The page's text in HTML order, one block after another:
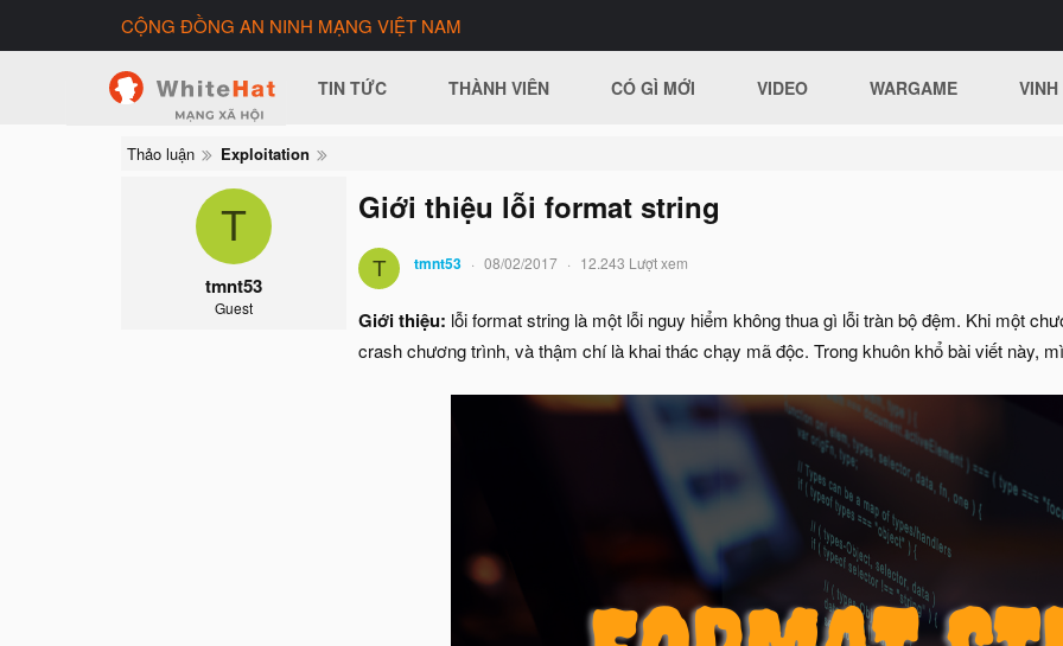
CỘNG ĐỒNG AN NINH MẠNG VIỆT NAM
TIN TỨC THÀNH VIÊN CÓ GÌ MỚI VIDEO WARGAME
Thảo luận Exploitation
T
tmnt53
Guest
Giới thiệu lỗi format string
T tmnt53 08/02/2017 12.243 Lượt xem
Giới thiệu: lỗi format string là một lỗi nguy hiểm không thua gì lỗi tràn bộ đệm. Khi một
crash chương trình, và thậm chí là khai thác chạy mã độc. Trong khuôn khổ bài viết này,